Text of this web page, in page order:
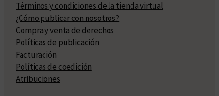
Términos y condiciones de la tienda virtual
¿Cómo publicar con nosotros?
Compra y venta de derechos
Políticas de publicación
Facturación
Políticas de coedición
Atribuciones